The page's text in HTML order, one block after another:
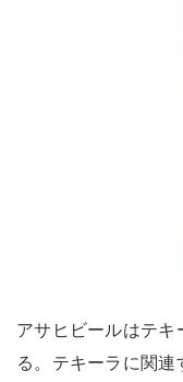
アサヒビールはテ
る。テキーラに関